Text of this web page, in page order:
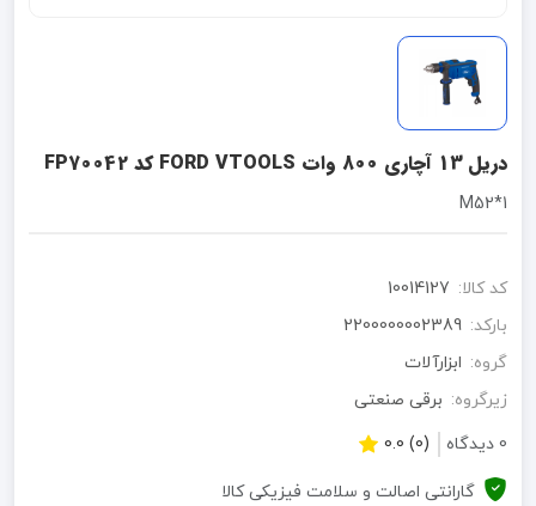
دریل 13 آچاری 800 وات FORD VTOOLS کد FP70042
M52*1
کد کالا: 10014127
بارکد: 2200000002389
گروه: ابزارآلات
زیرگروه: برقی صنعتی
0 دیدگاه
(0) 0.0
گارانتی اصالت و سلامت فیزیکی کالا